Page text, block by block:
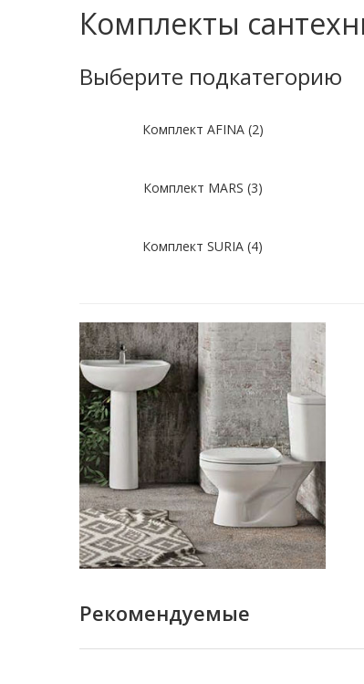
Комплекты
Выберите подкатегорию
Комплект AFINA (2)
Комплект MARS (3)
Комплект SURIA (4)
Рекомендуемые